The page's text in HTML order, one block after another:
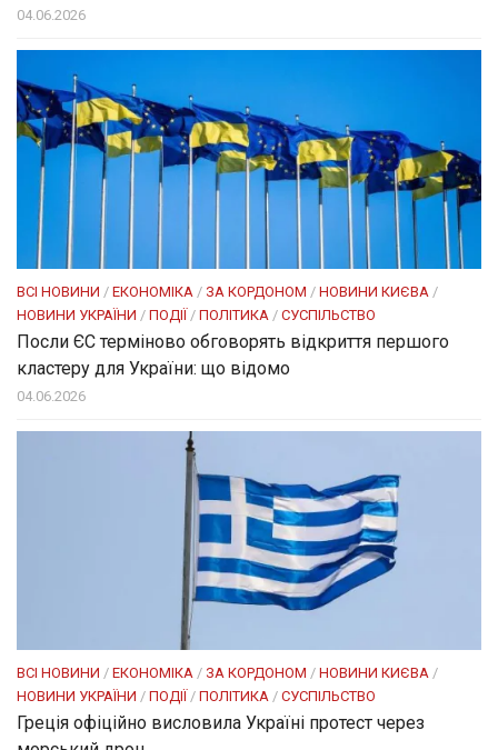
04.06.2026
ВСІ НОВИНИ / ЕКОНОМІКА / ЗА КОРДОНОМ / НОВИНИ КИЄВА /
НОВИНИ УКРАЇНИ / ПОДІЇ / ПОЛІТИКА / СУСПІЛЬСТВО
Посли ЄC терміново обговорять відкриття першого
кластеру для України: що відомо
04.06.2026
ВСІ НОВИНИ / ЕКОНОМІКА / ЗА КОРДОНОМ / НОВИНИ КИЄВА /
НОВИНИ УКРАЇНИ / ПОДІЇ / ПОЛІТИКА / СУСПІЛЬСТВО
Греція офіційно висловила Україні протест через